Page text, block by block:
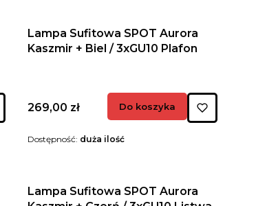
Lampa Sufitowa SPOT Aurora
Kaszmir + Biel / 3xGU10 Plafon
Cena
269,00 zł Do koszyka
Dostępność: duża ilość
Lampa Sufitowa SPOT Aurora